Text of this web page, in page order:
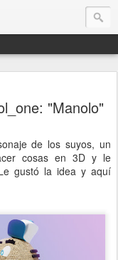
"Manolo"
de los suyos, un
cosas en 3D y le
gustó la idea y aquí